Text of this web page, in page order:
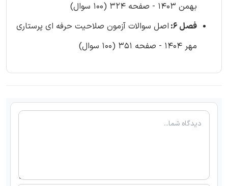
بهمن 1403 - صفحه 324 (100 سوال)
فصل 6:
اصل سوالات آزمون صلاحیت حرفه ای پرستاری
مهر 1404 - صفحه 351 (100 سوال)